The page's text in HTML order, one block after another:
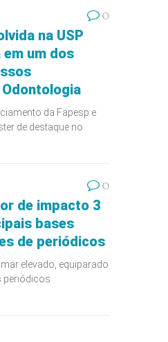
0
na USP
em um dos
da Fapesp e
de destaque no
0
de impacto 3
bases
de periódicos
elevado, equiparado
periódicos